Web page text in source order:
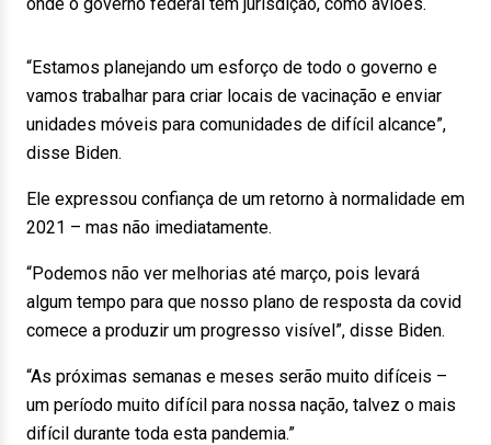
“Estamos planejando um esforço de todo o governo e
vamos trabalhar para criar locais de vacinação e enviar
unidades móveis para comunidades de difícil alcance”,
disse Biden.
Ele expressou confiança de um retorno à normalidade em
2021 – mas não imediatamente.
“Podemos não ver melhorias até março, pois levará
algum tempo para que nosso plano de resposta da covid
comece a produzir um progresso visível”, disse Biden.
“As próximas semanas e meses serão muito difíceis –
um período muito difícil para nossa nação, talvez o mais
difícil durante toda esta pandemia.”